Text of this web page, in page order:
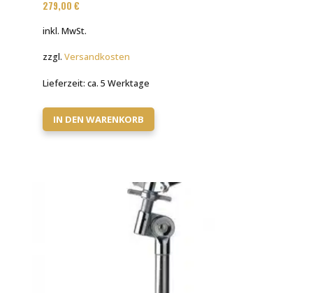
279,00 €
inkl. MwSt.
zzgl. Versandkosten
Lieferzeit: ca. 5 Werktage
IN DEN WARENKORB